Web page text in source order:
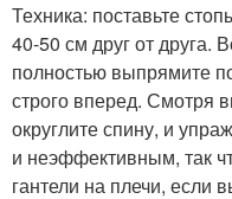
Техника: поставьте
40-50 см друг от друга.
полностью выпрямите
строго вперед. Смотря
округлите спину, и
и неэффективным, так
гантели на плечи, если